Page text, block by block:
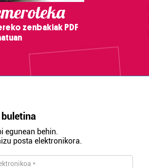
zenbakiak PDF
egunean behin.
posta elektronikora.